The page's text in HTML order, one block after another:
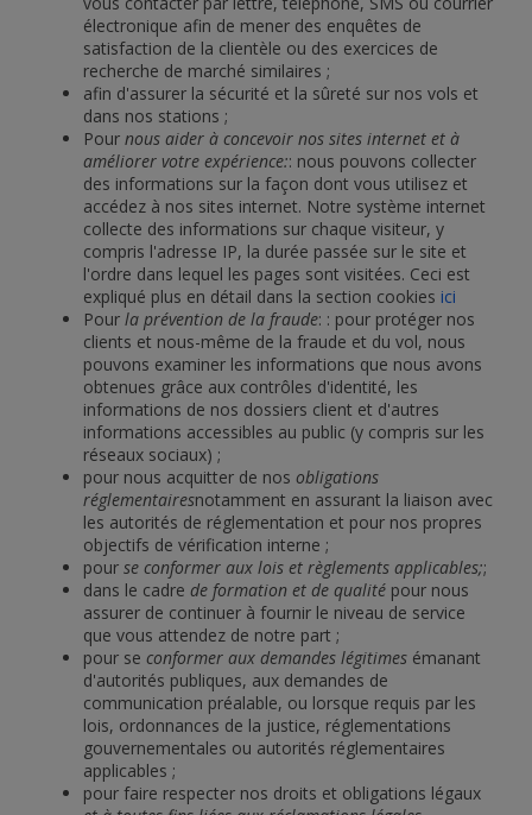
électronique afin de mener des enquêtes de
satisfaction de la clientèle ou des exercices de
recherche de marché similaires ;
afin d'assurer la sécurité et la sûreté sur nos vols et
dans nos stations ;
Pour nous aider à concevoir nos sites internet et à
améliorer votre expérience:: nous pouvons collecter
des informations sur la façon dont vous utilisez et
accédez à nos sites internet. Notre système internet
collecte des informations sur chaque visiteur, y
compris l'adresse IP, la durée passée sur le site et
l'ordre dans lequel les pages sont visitées. Ceci est
expliqué plus en détail dans la section cookies ici
Pour la prévention de la fraude: : pour protéger nos
clients et nous-même de la fraude et du vol, nous
pouvons examiner les informations que nous avons
obtenues grâce aux contrôles d'identité, les
informations de nos dossiers client et d'autres
informations accessibles au public (y compris sur les
réseaux sociaux) ;
pour nous acquitter de nos obligations
réglementairesnotamment en assurant la liaison avec
les autorités de réglementation et pour nos propres
objectifs de vérification interne ;
pour se conformer aux lois et règlements applicables;;
dans le cadre de formation et de qualité pour nous
assurer de continuer à fournir le niveau de service
que vous attendez de notre part ;
pour se conformer aux demandes légitimes émanant
d'autorités publiques, aux demandes de
communication préalable, ou lorsque requis par les
lois, ordonnances de la justice, réglementations
gouvernementales ou autorités réglementaires
applicables ;
pour faire respecter nos droits et obligations légaux